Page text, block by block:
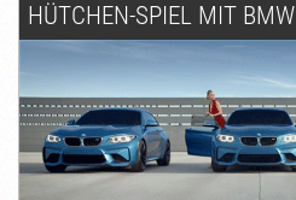
HÜTCHEN-SPIEL MIT BMW